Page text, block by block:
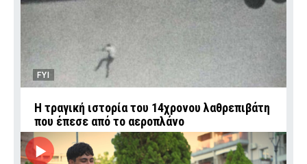
FYI
Η τραγική ιστορία του 14χρονου λαθρεπιβάτη
που έπεσε από το αεροπλάνο